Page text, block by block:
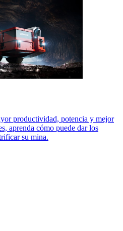
productividad, potencia y mejor
aprenda cómo puede dar los
su mina.